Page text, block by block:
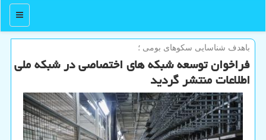
منو
باهدف شناسایی سكوهای بومی ؛
فراخوان توسعه شبكه های اختصاصی در شبكه ملی
اطلاعات منتشر گردید